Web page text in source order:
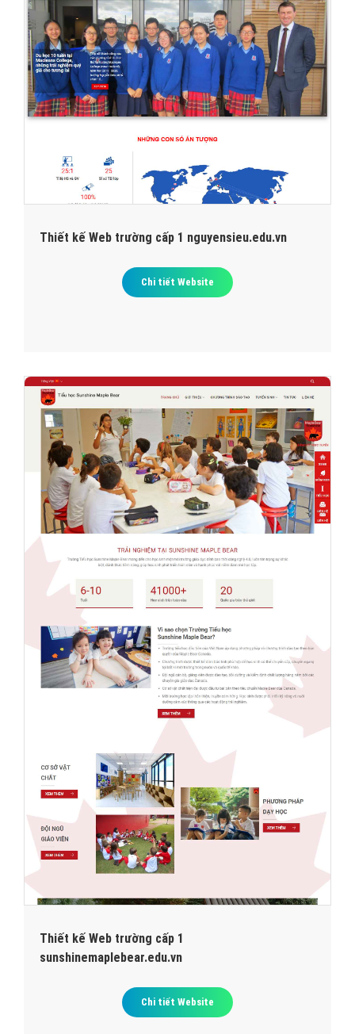
Thiết kế Web trường cấp 1 nguyensieu.edu.vn
Chi tiết Website
Thiết kế Web trường cấp 1
sunshinemaplebear.edu.vn
Chi tiết Website